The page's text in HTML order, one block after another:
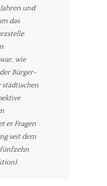
und
das
wie
Bürger-
er Fragen
seit dem